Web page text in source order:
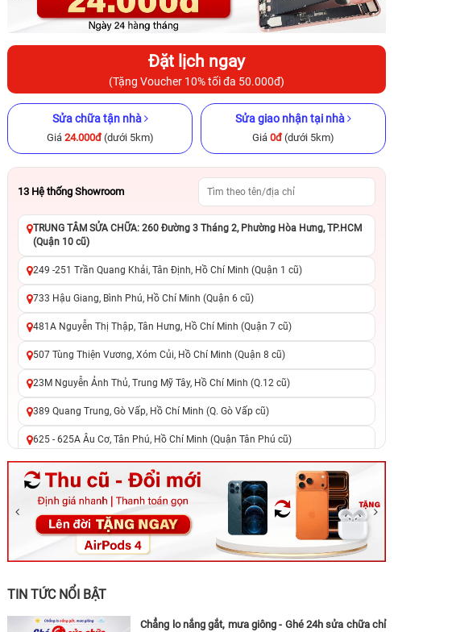
iPhone XS 64GB Cũ chính hãng
3.590.000đ 9.790.000đ
-6.200.000đ
chuyển đổi, 0 gọi người thân
chính hãng
10.890.000đ
13.990.000đ
-3.100.000đ
chuyển đổi, 0 gọi người thân
-2.900.000đ
Đặt lịch ngay
(Tặng Voucher 10% tối đa 50.000đ)
Sửa chữa tận nhà
Giá 24.000đ(dưới 5km)
Sửa giao nhận tại nhà
Giá 0đ(dưới 5km)
13 Hệ thống Showroom
TRUNG TÂM SỬA CHỮA: 260 Đường 3 Tháng 2, Phường Hòa Hưng, TP.HCM
(Quận 10 cũ)
249 -251 Trần Quang Khải, Tân Định, Hồ Chí Minh (Quận 1 cũ)
733 Hậu Giang, Bình Phú, Hồ Chí Minh (Quận 6 cũ)
481A Nguyễn Thị Thập, Tân Hưng, Hồ Chí Minh (Quận 7 cũ)
507 Tùng Thiện Vương, Xóm Củi, Hồ Chí Minh (Quận 8 cũ)
23M Nguyễn Ảnh Thủ, Trung Mỹ Tây, Hồ Chí Minh (Q.12 cũ)
389 Quang Trung, Gò Vấp, Hồ Chí Minh (Q. Gò Vấp cũ)
625 - 625A Âu Cơ, Tân Phú, Hồ Chí Minh (Quận Tân Phú cũ)
326 Lê Văn Việt, Tăng Nhơn Phú, Hồ Chí Minh (Q.9 TP. Thủ Đức cũ)
256 Võ Văn Ngân, Thủ Đức, Hồ Chí Minh (Bình Thọ, TP. Thủ Đức Cũ)
70 Nguyễn An Ninh, Dĩ An, Hồ Chí Minh (Bình Dương Cũ)
24h Vũng Tàu: 162A Ba Cu, Vũng Tàu, Hồ Chí Minh (TP. Vũng Tàu cũ)
TIN TỨC NỔI BẬT
Chẳng lo nắng gắt, mưa giông - Ghé 24h sửa chữa chỉ